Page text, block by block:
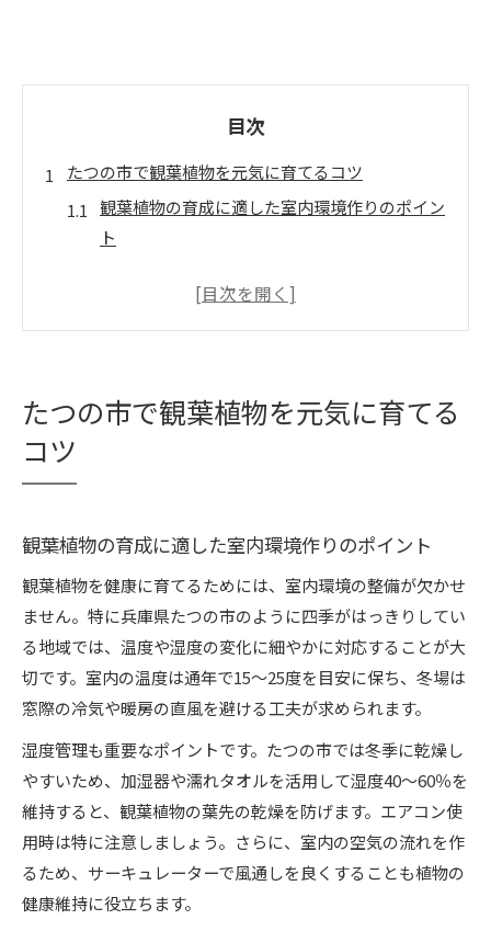
目次
たつの市で観葉植物を元気に育てるコツ
観葉植物の育成に適した室内環境作りのポイン
ト
観葉植物に優しい水やりと湿度の調整術
季節ごとに変わる観葉植物管理の秘訣
冬の観葉植物を守るための寒さ対策と管理
季節ごとに変化する観葉植物の手入れポイント
地元の自然を活かした観葉植物の楽しみ方
観葉植物と地元の花木を組み合わせるインテリ
ア術
自然に学ぶ観葉植物の彩り豊かな飾り方
地域の植物と観葉植物の共生で空間を演出
たつの市の緑を活かした観葉植物のアレンジ案
観葉植物と暮らす癒しの空間作りアイデア
観葉植物ならたつの市の環境に注目
たつの市の自然環境が観葉植物育成に最適な理
たつの市で観葉植物を元気に育てる
コツ
観葉植物の育成に適した室内環境作りのポイント
観葉植物を健康に育てるためには、室内環境の整備が欠かせ
ません。特に兵庫県たつの市のように四季がはっきりしてい
る地域では、温度や湿度の変化に細やかに対応することが大
切です。室内の温度は通年で15～25度を目安に保ち、冬場は
窓際の冷気や暖房の直風を避ける工夫が求められます。
湿度管理も重要なポイントです。たつの市では冬季に乾燥し
やすいため、加湿器や濡れタオルを活用して湿度40～60％を
維持すると、観葉植物の葉先の乾燥を防げます。エアコン使
用時は特に注意しましょう。さらに、室内の空気の流れを作
るため、サーキュレーターで風通しを良くすることも植物の
健康維持に役立ちます。